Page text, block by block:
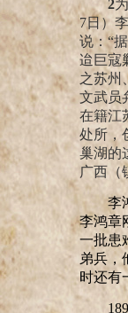
2
7日）
说：“
迨巨寇
之苏州
文武员
在籍江
处所，
巢湖的
广西（
李
李鸿章
一批患
弟兵，
时还有